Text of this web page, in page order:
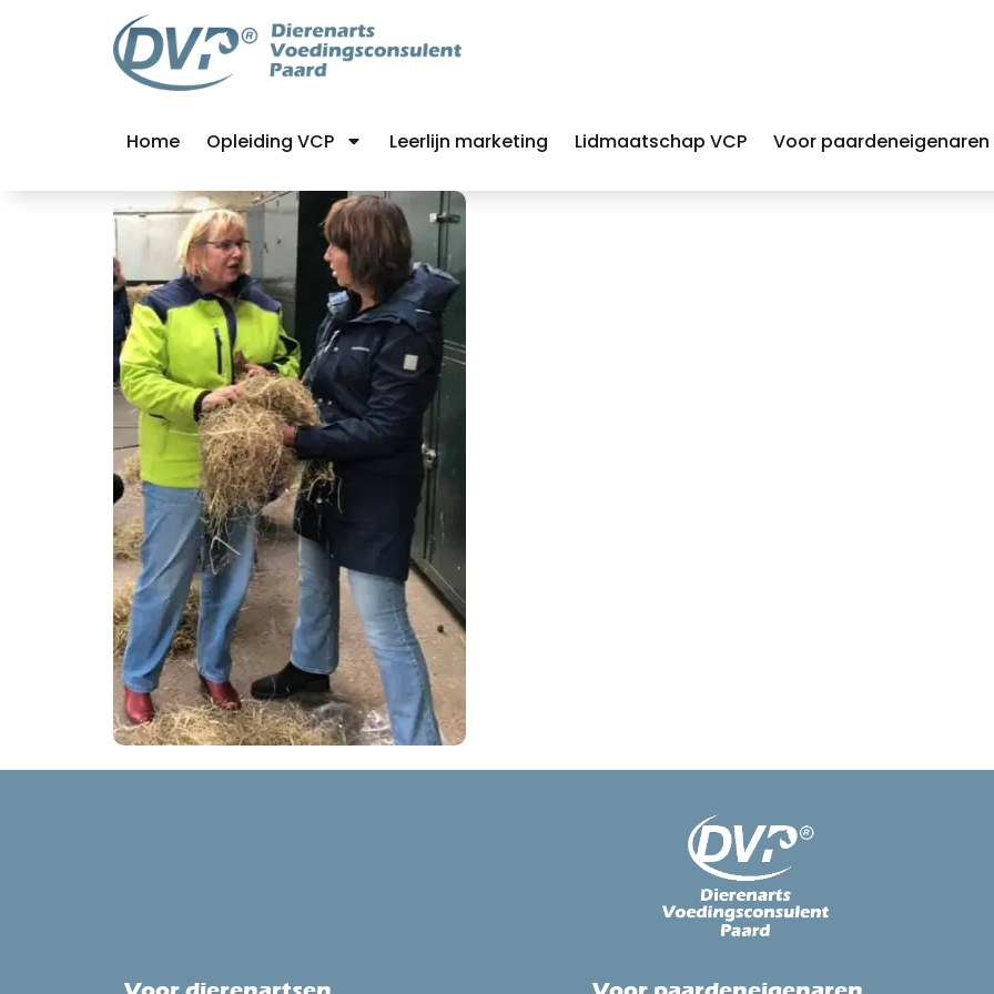
Home Opleiding VCP Leerlijn marketing Lidmaatschap VCP Voor paardeneigenaren